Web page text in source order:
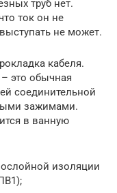
труб нет.
ток он не
не может.
кабеля.
это обычная
соединительной
зажимами.
в ванную
изоляции